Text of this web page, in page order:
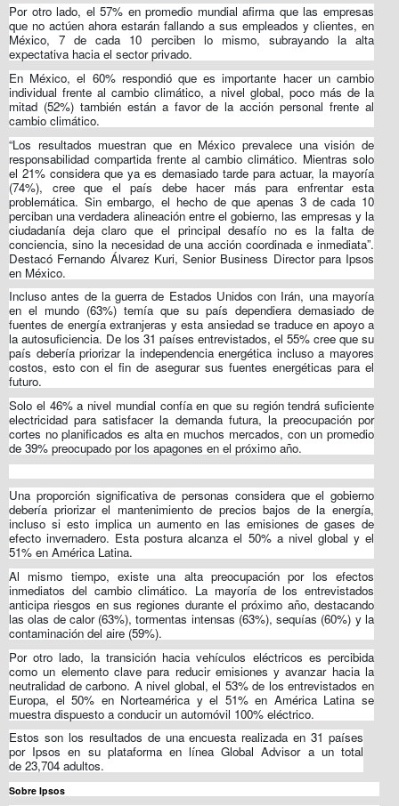
Por otro lado, el 57% en promedio mundial afirma que las empresas
que no actúen ahora estarán fallando a sus empleados y clientes, en
México, 7 de cada 10 perciben lo mismo, subrayando la alta
expectativa hacia el sector privado.
En México, el 60% respondió que es importante hacer un cambio
individual frente al cambio climático, a nivel global, poco más de la
mitad (52%) también están a favor de la acción personal frente al
cambio climático.
“Los resultados muestran que en México prevalece una visión de
responsabilidad compartida frente al cambio climático. Mientras solo
el 21% considera que ya es demasiado tarde para actuar, la mayoría
(74%), cree que el país debe hacer más para enfrentar esta
problemática. Sin embargo, el hecho de que apenas 3 de cada 10
perciban una verdadera alineación entre el gobierno, las empresas y la
ciudadanía deja claro que el principal desafío no es la falta de
conciencia, sino la necesidad de una acción coordinada e inmediata”.
Destacó Fernando Álvarez Kuri, Senior Business Director para Ipsos
en México.
Incluso antes de la guerra de Estados Unidos con Irán, una mayoría
en el mundo (63%) temía que su país dependiera demasiado de
fuentes de energía extranjeras y esta ansiedad se traduce en apoyo a
la autosuficiencia. De los 31 países entrevistados, el 55% cree que su
país debería priorizar la independencia energética incluso a mayores
costos, esto con el fin de asegurar sus fuentes energéticas para el
futuro.
Solo el 46% a nivel mundial confía en que su región tendrá suficiente
electricidad para satisfacer la demanda futura, la preocupación por
cortes no planificados es alta en muchos mercados, con un promedio
de 39% preocupado por los apagones en el próximo año.
Una proporción significativa de personas considera que el gobierno
debería priorizar el mantenimiento de precios bajos de la energía,
incluso si esto implica un aumento en las emisiones de gases de
efecto invernadero. Esta postura alcanza el 50% a nivel global y el
51% en América Latina.
Al mismo tiempo, existe una alta preocupación por los efectos
inmediatos del cambio climático. La mayoría de los entrevistados
anticipa riesgos en sus regiones durante el próximo año, destacando
las olas de calor (63%), tormentas intensas (63%), sequías (60%) y la
contaminación del aire (59%).
Por otro lado, la transición hacia vehículos eléctricos es percibida
como un elemento clave para reducir emisiones y avanzar hacia la
neutralidad de carbono. A nivel global, el 53% de los entrevistados en
Europa, el 50% en Norteamérica y el 51% en América Latina se
muestra dispuesto a conducir un automóvil 100% eléctrico.
Estos son los resultados de una encuesta realizada en 31 países
por Ipsos en su plataforma en línea Global Advisor a un total
de 23,704 adultos.
Sobre Ipsos